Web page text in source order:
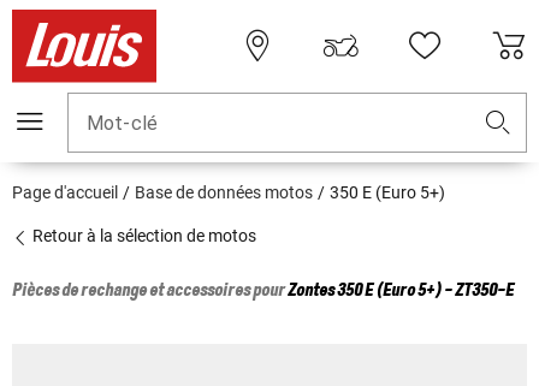
Mot-clé
Page d'accueil Base de données motos 350 E (Euro 5+)
Retour à la sélection de motos
Pièces de rechange et accessoires pourZontes350 E (Euro 5+) - ZT350-E